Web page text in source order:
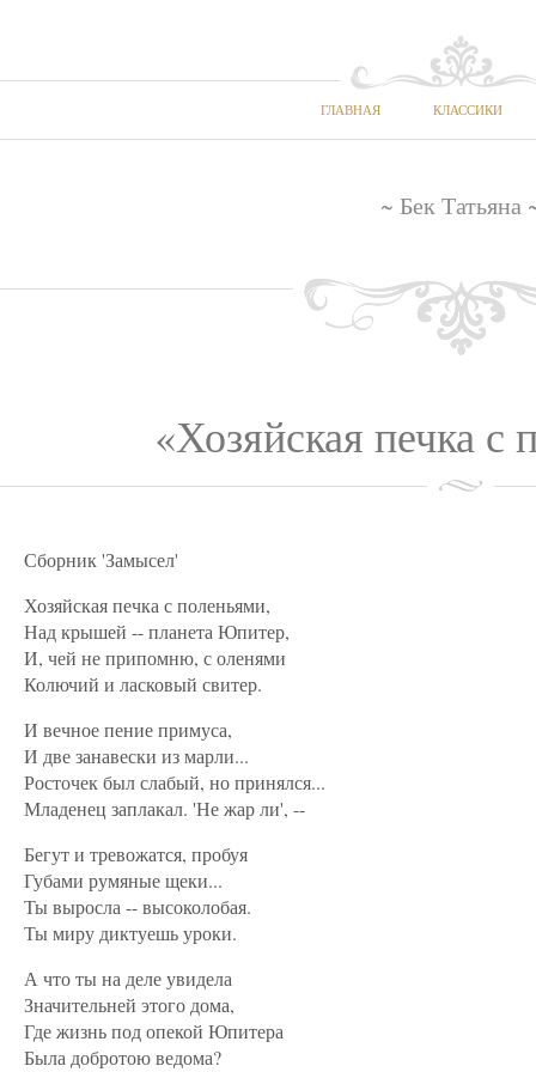
ГЛАВНАЯ КЛАССИКИ
~ Бек Татьяна
«Хозяйская печка с
Сборник 'Замысел'
Хозяйская печка с поленьями,
Над крышей -- планета Юпитер,
И, чей не припомню, с оленями
Колючий и ласковый свитер.
И вечное пение примуса,
И две занавески из марли...
Росточек был слабый, но принялся...
Младенец заплакал. 'Не жар ли', --
Бегут и тревожатся, пробуя
Губами румяные щеки...
Ты выросла -- высоколобая.
Ты миру диктуешь уроки.
А что ты на деле увидела
Значительней этого дома,
Где жизнь под опекой Юпитера
Была добротою ведома?